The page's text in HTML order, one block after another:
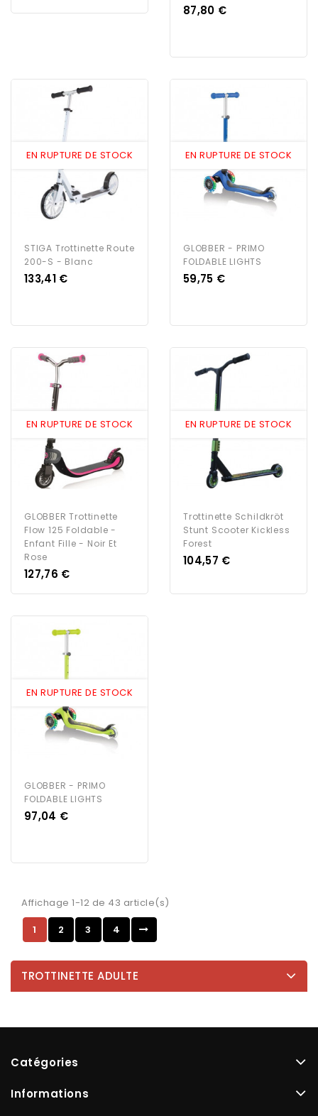
Prix
87,80 €
EN RUPTURE DE STOCK
STIGA Trottinette Route
200-S - Blanc
Prix
133,41 €
EN RUPTURE DE STOCK
GLOBBER - PRIMO
FOLDABLE LIGHTS
Prix
59,75 €
EN RUPTURE DE STOCK
GLOBBER Trottinette
Flow 125 Foldable -
Enfant Fille - Noir Et
Rose
Prix
127,76 €
EN RUPTURE DE STOCK
Trottinette Schildkröt
Stunt Scooter Kickless
Forest
Prix
104,57 €
EN RUPTURE DE STOCK
GLOBBER - PRIMO
FOLDABLE LIGHTS
Prix
97,04 €
Affichage 1-12 de 43 article(s)
1
2 3 4
TROTTINETTE ADULTE
Catégories
Informations